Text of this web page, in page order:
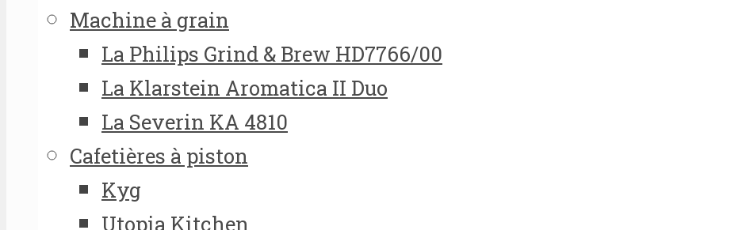
Machine à grain
La Philips Grind & Brew HD7766/00
La Klarstein Aromatica II Duo
La Severin KA 4810
Cafetières à piston
Kyg
Utopia Kitchen